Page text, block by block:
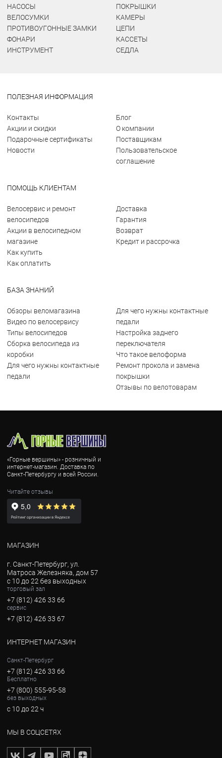
НАСОСЫ
ВЕЛОСУМКИ
ПРОТИВОУГОННЫЕ ЗАМКИ
ФОНАРИ
ИНСТРУМЕНТ
ПОКРЫШКИ
КАМЕРЫ
ЦЕПИ
КАССЕТЫ
СЕДЛА
ПОЛЕЗНАЯ ИНФОРМАЦИЯ
Контакты
Акции и скидки
Подарочные сертификаты
Новости
Блог
О компании
Поставщикам
Пользовательское
соглашение
ПОМОЩЬ КЛИЕНТАМ
Велосервис и ремонт
велосипедов
Акции в велосипедном
магазине
Как купить
Как оплатить
Доставка
Гарантия
Возврат
Кредит и рассрочка
БАЗА ЗНАНИЙ
Обзоры веломагазина
Видео по велосервису
Типы велосипедов
Сборка велосипеда из
коробки
Для чего нужны контактные
педали
Для чего нужны контактные
педали
Настройка заднего
переключателя
Что такое велоформа
Ремонт прокола и замена
покрышки
Отзывы по велотоварам
«Горные вершины» - розничный и
интернет-магазин. Доставка по
Санкт-Петербургу и всей России.
Читайте отзывы
МАГАЗИН
г. Санкт-Петербург, ул.
Матроса Железняка, дом 57
с 10 до 22 без выходных
торговый зал
+7 (812) 426 33 66
сервис
+7 (812) 426 33 67
ИНТЕРНЕТ МАГАЗИН
Санкт-Петербург
+7 (812) 426 33 66
Бесплатно
+7 (800) 555-95-58
без выходных
с 10 до 22 ч
МЫ В СОЦСЕТЯХ